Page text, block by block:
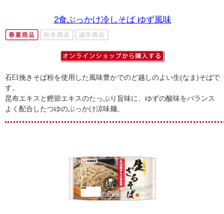
2食ぶっかけ冷しそば ゆず風味
石臼挽きそば粉を使用した風味豊かでのど越しのよい生(なま)そばで
す。
昆布エキスと鰹節エキスのたっぷり旨味に、ゆずの酸味をバランス
よく配合したつゆのぶっかけ涼味麺。